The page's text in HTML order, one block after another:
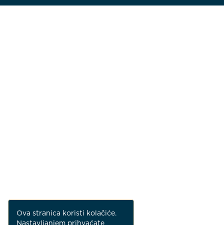
Ova stranica koristi kolačiće.
Nastavljanjem prihvaćate